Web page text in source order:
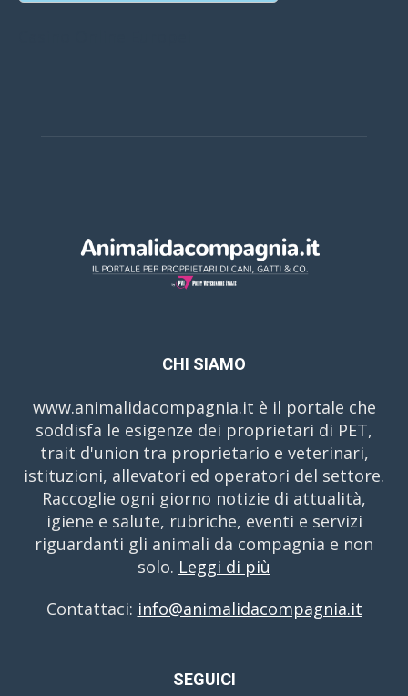
CHI SIAMO
www.animalidacompagnia.it è il portale che
soddisfa le esigenze dei proprietari di PET,
trait d'union tra proprietario e veterinari,
istituzioni, allevatori ed operatori del settore.
Raccoglie ogni giorno notizie di attualità,
igiene e salute, rubriche, eventi e servizi
riguardanti gli animali da compagnia e non
solo. Leggi di più
Contattaci: info@animalidacompagnia.it
SEGUICI